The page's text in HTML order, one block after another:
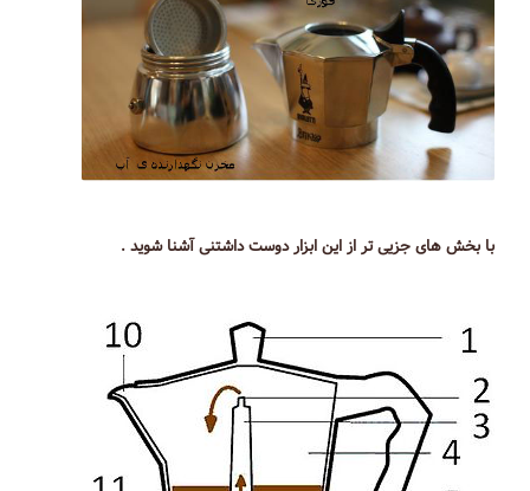
با بخش های جزیی تر از این ابزار دوست داشتنی آشنا شوید .